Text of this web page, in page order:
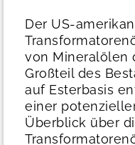
Der US-
von Mineralölen
Großteil des
auf Esterbasis
einer
Überblick über